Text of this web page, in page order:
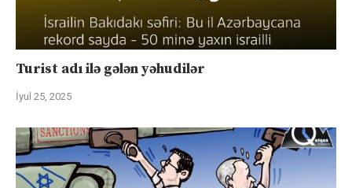
Turist adı ilə gələn yəhudilər
İyul 25, 2025